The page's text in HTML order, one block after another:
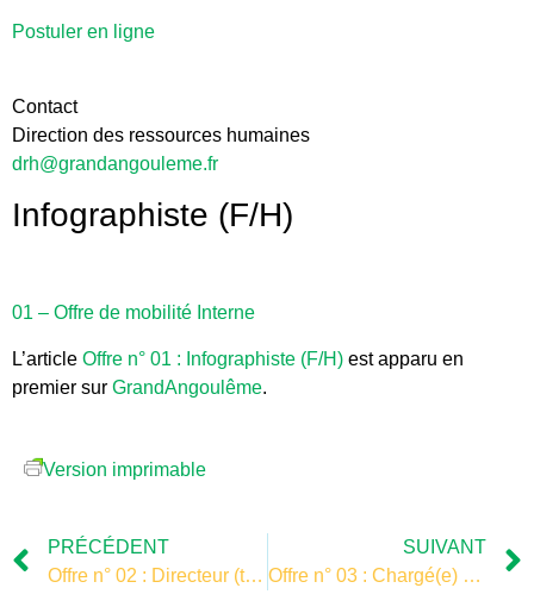
Postuler en ligne
Contact
Direction des ressources humaines
drh@grandangouleme.fr
Infographiste (F/H)
01 – Offre de mobilité Interne
L’article Offre n° 01 : Infographiste (F/H) est apparu en
premier sur GrandAngoulême.
Version imprimable
PRÉCÉDENT
Offre n° 02 : Directeur (trice) de l’action culturelle, de l’image et du patrimoine (F/H)
SUIVANT
Offre n° 03 : Chargé(e) de suivi administratif(ve) et financier(e) (F/H)